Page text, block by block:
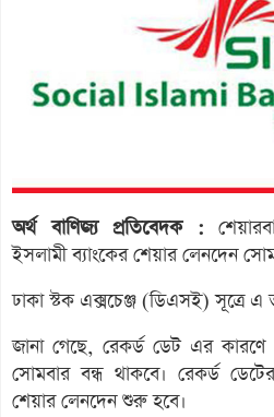
অর্থ বাণিজ্য প্রতিবেদক :
ইসলামী ব্যাংকের শেয়ার লেনদেন
ঢাকা স্টক এক্সচেঞ্জ (ডিএসই) সূত্রে এ
জানা গেছে, রেকর্ড ডেট এর কারণে
সোমবার বন্ধ থাকবে। রেকর্ড
শেয়ার লেনদেন শুরু হবে।